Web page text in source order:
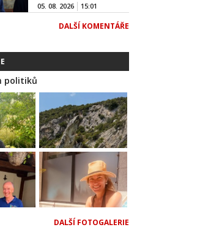
05. 08. 2026 15:01
DALŠÍ KOMENTÁŘE
politiků
DALŠÍ FOTOGALERIE